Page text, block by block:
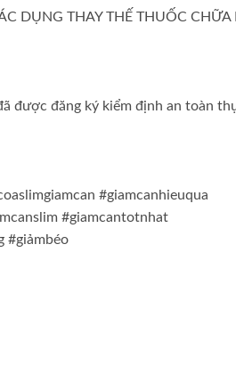
DỤNG THAY THẾ THUỐC CHỮA
được đăng ký kiểm định an toàn
#giamcanhieuqua
#giamcantotnhat
#giảmbéo